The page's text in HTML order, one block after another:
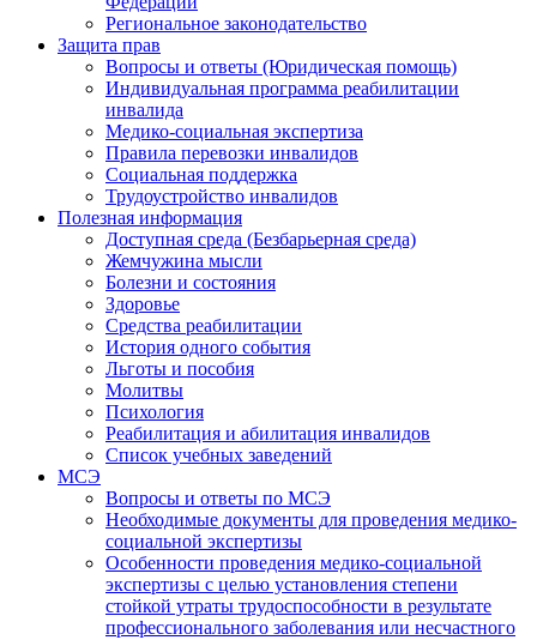
Региональное законодательство
Защита прав
Вопросы и ответы (Юридическая помощь)
Индивидуальная программа реабилитации
инвалида
Медико-социальная экспертиза
Правила перевозки инвалидов
Социальная поддержка
Трудоустройство инвалидов
Полезная информация
Доступная среда (Безбарьерная среда)
Жемчужина мысли
Болезни и состояния
Здоровье
Средства реабилитации
История одного события
Льготы и пособия
Молитвы
Психология
Реабилитация и абилитация инвалидов
Список учебных заведений
МСЭ
Вопросы и ответы по МСЭ
Необходимые документы для проведения медико-
социальной экспертизы
Особенности проведения медико-социальной
экспертизы с целью установления степени
стойкой утраты трудоспособности в результате
профессионального заболевания или несчастного